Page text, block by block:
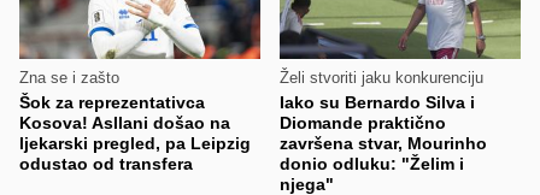
Zna se i zašto
Šok za reprezentativca
Kosova! Asllani došao na
ljekarski pregled, pa Leipzig
odustao od transfera
Želi stvoriti jaku konkurenciju
Iako su Bernardo Silva i
Diomande praktično
završena stvar, Mourinho
donio odluku: "Želim i
njega"